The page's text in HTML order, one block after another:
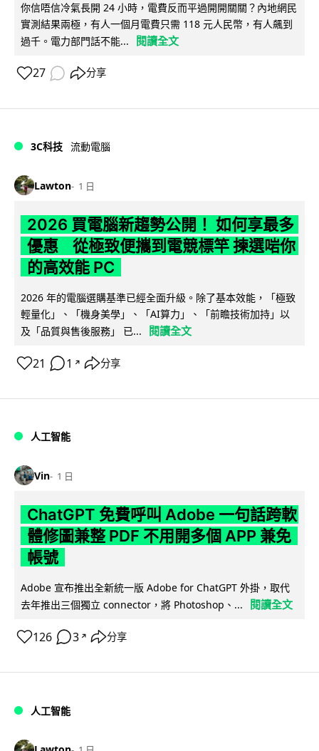
你信唔信冷氣長開 24 小時，電費反而平過開開關關？內地網民
實測結果兩極，有人一個月電費只需 118 元人民幣，有人飆到
過千。電力部門話不能...
閱讀全文
27 分享
3C科技 流動電腦
Lawton 1 日
2026 買電腦新趨勢公開！ 如何享最多
優惠 從極致便攜到電競標竿 揀選啱你
的高效能 PC
2026 年的電腦選購基準已經全面升級。除了基本效能，「極致
輕量化」、「機身美學」、「AI算力」、「前瞻技術加持」以
及「品質與售後服務」 已...
閱讀全文
21 1 ↗ 分享
人工智能
Vin 1 日
ChatGPT 免費呼叫 Adobe 一句話跨軟
體修圖兼整 PDF 不用開多個 APP 兼免
帳號
Adobe 宣布推出全新統一版 Adobe for ChatGPT 外掛，取代
去年推出三個獨立 connector，將 Photoshop、...
閱讀全文
126 3 ↗ 分享
人工智能